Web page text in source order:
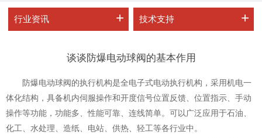
行业资讯 + 技术支持 +
谈谈防爆电动球阀的基本作用
防爆电动球阀的执行机构是全电子式电动执行机构，采用机电一
体化结构，具备机内伺服操作和开度信号位置反馈、位置指示、手动
操作等功能，功能多、性能可靠、连线简单。可以广泛应用于石油、
化工、水处理、造纸、电站、供热、轻工等各行业中。